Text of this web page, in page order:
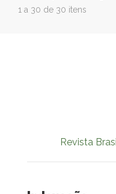
1 a 30 de 30 itens
Revista